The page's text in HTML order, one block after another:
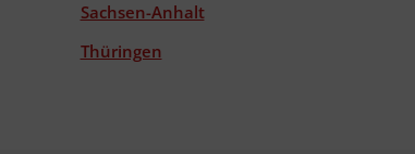
Sachsen-Anhalt
Thüringen